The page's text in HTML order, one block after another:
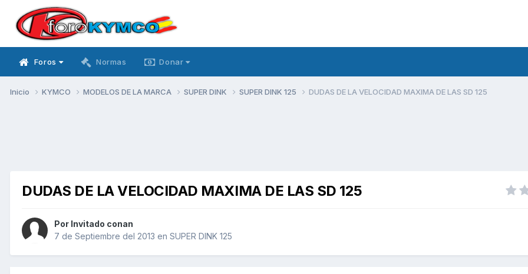
Foros Normas Donar
Inicio KYMCO MODELOS DE LA MARCA SUPER DINK SUPER DINK 125 DUDAS DE LA VELOCIDAD MAXIMA DE LAS SD 125
DUDAS DE LA VELOCIDAD MAXIMA DE LAS SD 125
Por Invitado conan
7 de Septiembre del 2013 en SUPER DINK 125